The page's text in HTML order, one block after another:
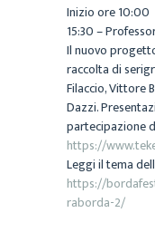
Inizio ore 10:00
15:30 –
Il nuovo
raccolta di
Filaccio, Vittore
Dazzi.
partecipazione
https://
Leggi il tema
https://
raborda-2/